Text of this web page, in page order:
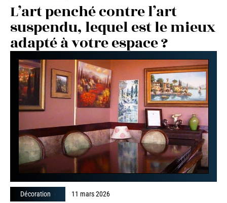
L’art penché contre l’art
suspendu, lequel est le mieux
adapté à votre espace ?
Décoration 11 mars 2026